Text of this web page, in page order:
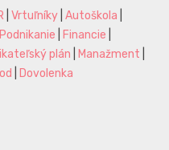
Vrtuľníky Autoškola
Podnikanie Financie
plán Manažment
Dovolenka